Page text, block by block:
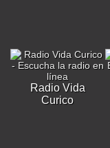
Radio Vida
Curico